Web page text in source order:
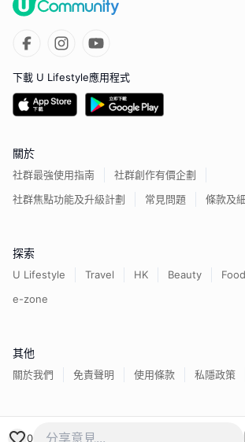
0
下載 U Lifestyle應用程式
關於
社群最強使用指南
社群創作有價企劃
社群焦點功能及升級計劃
常見問題 條款及
探索
U Lifestyle Travel HK Beauty Food
e-zone
其他
關於我們 免責聲明 使用條款 私隱政策
香港經濟日報版權所有©